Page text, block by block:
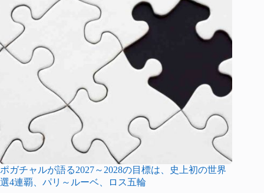
ポガチャルが語る2027～2028の目標は、史上初の世界
選4連覇、パリ～ルーベ、ロス五輪